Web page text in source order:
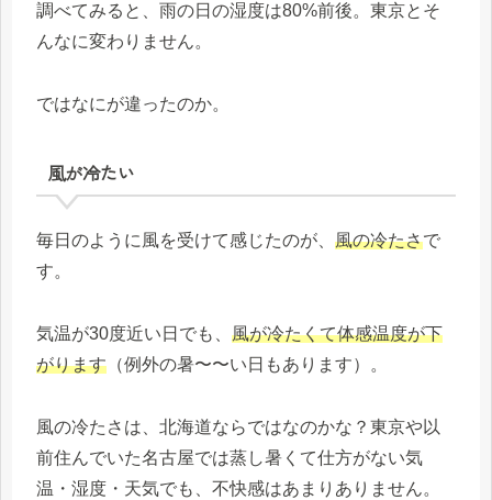
調べてみると、雨の日の湿度は80%前後。東京とそ
んなに変わりません。
ではなにが違ったのか。
風が冷たい
毎日のように風を受けて感じたのが、 風の冷たさで
す。
気温が30度近い日でも、 風が冷たくて体感温度が下
がります （例外の暑〜〜い日もあります）。
風の冷たさは、北海道ならではなのかな？東京や以
前住んでいた名古屋では蒸し暑くて仕方がない気
温・湿度・天気でも、不快感はあまりありません。